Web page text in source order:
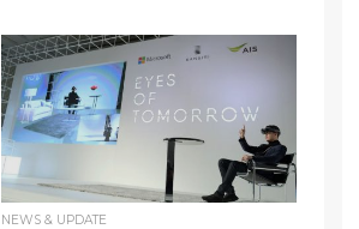
NEWS & UPDATE